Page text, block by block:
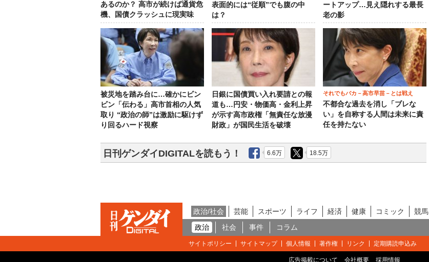
あるのか？ 高市が続けば通貨危
機、国債クラッシュに現実味
表面的には“従順”でも腹の中
は？
ートアップ…見え隠れする最長
老の影
被災地を踏み台に…確かにビン
ビン「伝わる」高市首相の人気
取り “政治の師”は激励に駆けず
り回るハード視察
日銀に国債買い入れ要請との報
道も…円安・物価高・金利上昇
が示す高市政権「無責任な放漫
財政」が国民生活を破壊
それでもバカ－高市早苗－とは戦え
不都合な過去を消し「ブレな
い」を自称する人間は未来に責
任を持たない
日刊ゲンダイDIGITALを読もう！ 6.6万 18.5万
政治/社会 芸能 スポーツ ライフ 経済 健康 コミック 競馬
政治
社会 事件 コラム
サイトポリシー サイトマップ 個人情報 著作権 リンク 定期購読申込み
広告掲載について 会社概要 採用情報